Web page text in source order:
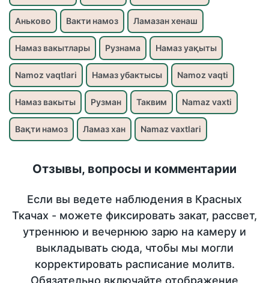
Аньково Вакти намоз Ламазан хенаш
Намаз вакытлары Рузнама Намаз уақыты
Namoz vaqtlari Намаз убактысы Namoz vaqti
Намаз вакыты Рузман Таквим Namaz vaxti
Вақти намоз Ламаз хан Namaz vaxtlari
Отзывы, вопросы и комментарии
Если вы ведете наблюдения в Красных
Ткачах - можете фиксировать закат, рассвет,
утреннюю и вечернюю зарю на камеру и
выкладывать сюда, чтобы мы могли
корректировать расписание молитв.
Обязательно включайте отображение